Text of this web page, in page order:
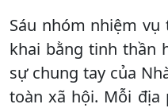
Sáu nhóm nhiệm
khai bằng tinh thần
sự chung tay của
toàn xã hội. Mỗi địa